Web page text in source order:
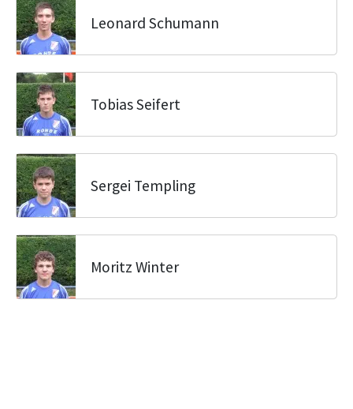
Leonard Schumann
Tobias Seifert
Sergei Templing
Moritz Winter